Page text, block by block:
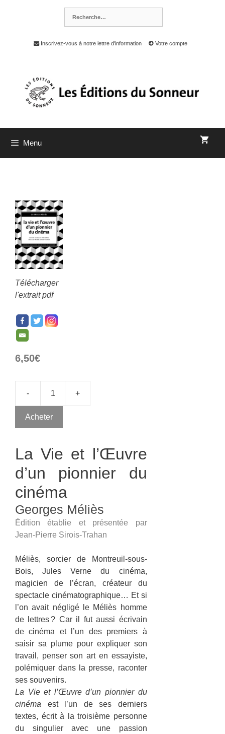
Inscrivez-vous à notre lettre d'information Votre compte
Menu
Télécharger
l'extrait pdf
6,50€
- +
Acheter
La Vie et l’Œuvre
d’un pionnier du
cinéma
Georges Méliès
Édition établie et présentée par
Jean-Pierre Sirois-Trahan
Méliès, sorcier de Montreuil-sous-
Bois, Jules Verne du cinéma,
magicien de l’écran, créateur du
spectacle cinématographique… Et si
l’on avait négligé le Méliès homme
de lettres ? Car il fut aussi écrivain
de cinéma et l’un des premiers à
saisir sa plume pour expliquer son
travail, penser son art en essayiste,
polémiquer dans la presse, raconter
ses souvenirs.
La Vie et l’Œuvre d’un pionnier du
cinéma est l’un de ses derniers
textes, écrit à la troisième personne
du singulier avec une passion